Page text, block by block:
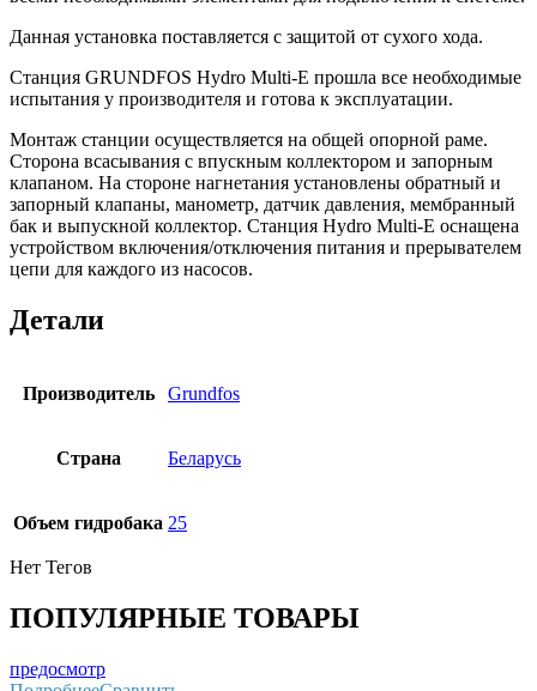
Данная установка поставляется с защитой от сухого хода.
Станция GRUNDFOS Hydro Multi-E прошла все необходимые
испытания у производителя и готова к эксплуатации.
Монтаж станции осуществляется на общей опорной раме.
Сторона всасывания с впускным коллектором и запорным
клапаном. На стороне нагнетания установлены обратный и
запорный клапаны, манометр, датчик давления, мембранный
бак и выпускной коллектор. Станция Hydro Multi-E оснащена
устройством включения/отключения питания и прерывателем
цепи для каждого из насосов.
Детали
Производитель Grundfos
Страна Беларусь
Объем гидробака 25
Нет Тегов
ПОПУЛЯРНЫЕ ТОВАРЫ
предосмотр